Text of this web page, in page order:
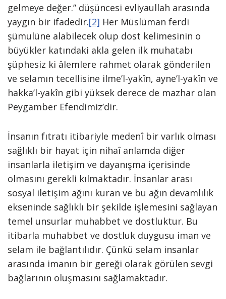
gelmeye değer.” düşüncesi evliyaullah arasında
yaygın bir ifadedir.[2] Her Müslüman ferdi
şümulüne alabilecek olup dost kelimesinin o
büyükler katındaki akla gelen ilk muhatabı
şüphesiz ki âlemlere rahmet olarak gönderilen
ve selamın tecellisine ilme’l-yakîn, ayne’l-yakîn ve
hakka’l-yakîn gibi yüksek derece de mazhar olan
Peygamber Efendimiz’dir.
İnsanın fıtratı itibariyle medenî bir varlık olması
sağlıklı bir hayat için nihaî anlamda diğer
insanlarla iletişim ve dayanışma içerisinde
olmasını gerekli kılmaktadır. İnsanlar arası
sosyal iletişim ağını kuran ve bu ağın devamlılık
ekseninde sağlıklı bir şekilde işlemesini sağlayan
temel unsurlar muhabbet ve dostluktur. Bu
itibarla muhabbet ve dostluk duygusu iman ve
selam ile bağlantılıdır. Çünkü selam insanlar
arasında imanın bir gereği olarak görülen sevgi
bağlarının oluşmasını sağlamaktadır.